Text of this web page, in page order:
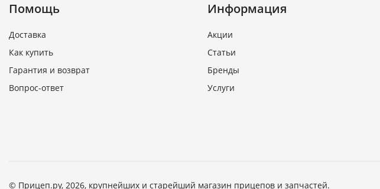
Помощь
Доставка
Как купить
Гарантия и возврат
Вопрос-ответ
Информация
Акции
Статьи
Бренды
Услуги
© Прицеп.ру, 2026, крупнейших и старейший магазин прицепов и запчастей.